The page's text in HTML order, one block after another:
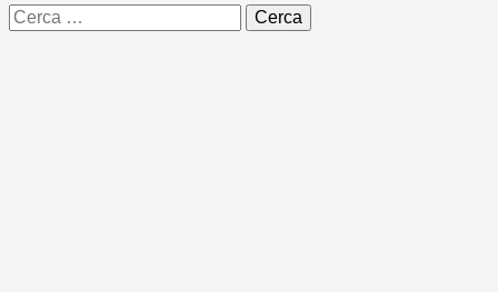
Ricerca
per: